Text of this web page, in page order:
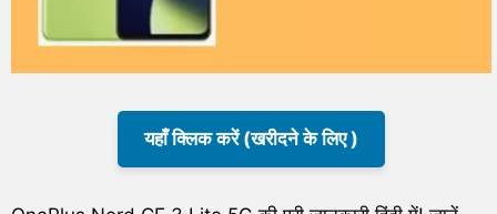
यहाँ क्लिक करें (खरीदने के लिए )